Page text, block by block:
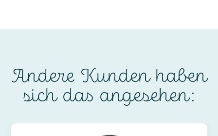
Andere Kunden haben
sich das angesehen: